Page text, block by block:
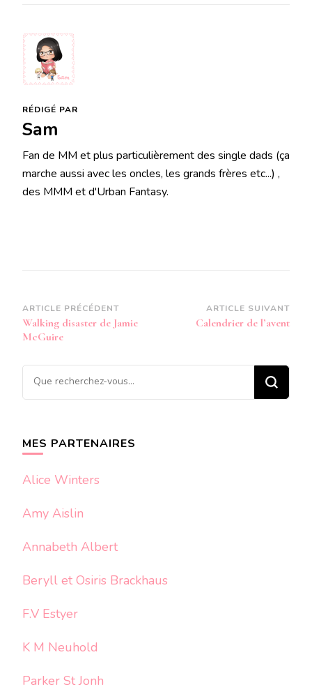
RÉDIGÉ PAR
Sam
Fan de MM et plus particulièrement des single dads (ça
marche aussi avec les oncles, les grands frères etc...) ,
des MMM et d'Urban Fantasy.
Navigation
d’article
ARTICLE PRÉCÉDENT
Walking disaster de Jamie
McGuire
ARTICLE SUIVANT
Calendrier de l’avent
Vous
recherchiez
MES PARTENAIRES
Alice Winters
Amy Aislin
Annabeth Albert
Beryll et Osiris Brackhaus
F.V Estyer
K M Neuhold
Parker St Jonh